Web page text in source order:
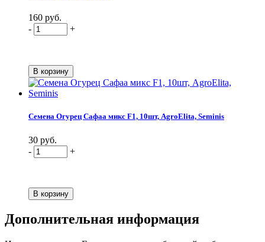
160 руб.
-
+
Семена Огурец Сафаа микс F1, 10шт, AgroElita, Seminis
30 руб.
-
+
Дополнительная информация